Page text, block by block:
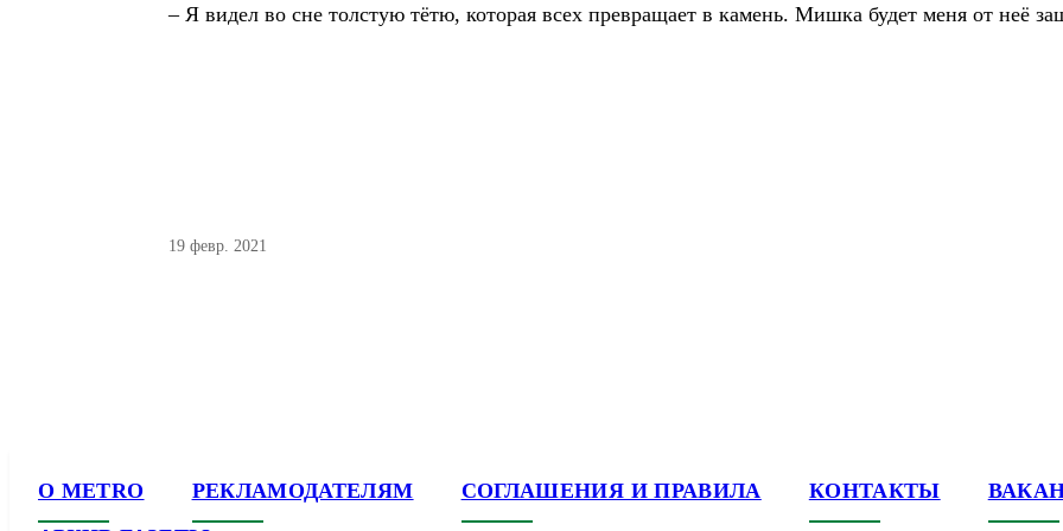
– Я видел во сне толстую тётю, которая всех превращает в камень. Мишка будет меня от неё
19 февр. 2021
О METRO РЕКЛАМОДАТЕЛЯМ СОГЛАШЕНИЯ И ПРАВИЛА КОНТАКТЫ